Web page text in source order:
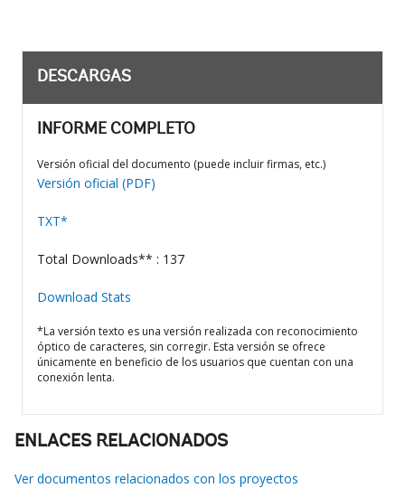
DESCARGAS
INFORME COMPLETO
Versión oficial del documento (puede incluir firmas, etc.)
Versión oficial (PDF)
TXT*
Total Downloads** : 137
Download Stats
*La versión texto es una versión realizada con reconocimiento
óptico de caracteres, sin corregir. Esta versión se ofrece
únicamente en beneficio de los usuarios que cuentan con una
conexión lenta.
ENLACES RELACIONADOS
Ver documentos relacionados con los proyectos